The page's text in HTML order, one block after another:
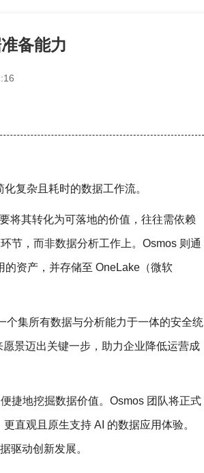
备能力
复杂且耗时的数据工作流。
将其转化为可落地的价值，往往需依赖
节，而非数据分析工作上。Osmos 则通
资产，并存储至 OneLake（微软
个集所有数据与分析能力于一体的安全统
景迈出关键一步，助力企业降低运营成
捷地挖掘数据价值。Osmos 团队将正式
直观且原生支持 AI 的数据应用体验。
驱动创新发展。